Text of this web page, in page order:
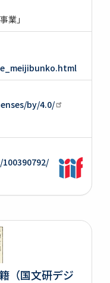
業」
by/4.0/
（国文研デジ